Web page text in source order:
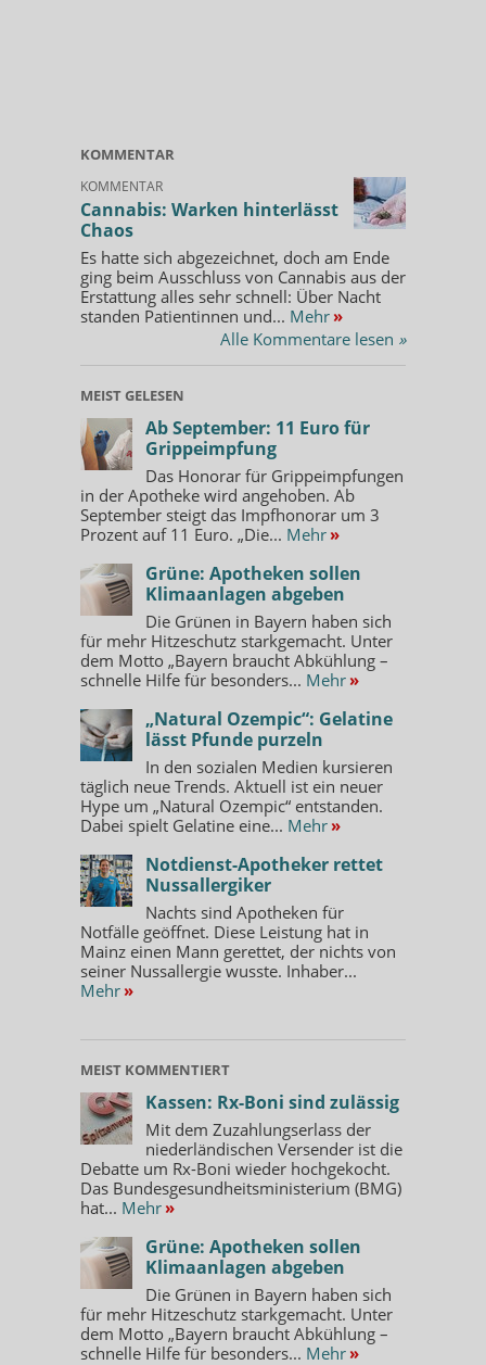
KOMMENTAR
KOMMENTAR
Cannabis: Warken hinterlässt
Chaos
Es hatte sich abgezeichnet, doch am Ende
ging beim Ausschluss von Cannabis aus der
Erstattung alles sehr schnell: Über Nacht
standen Patientinnen und... Mehr »
Alle Kommentare lesen »
MEIST GELESEN
Ab September: 11 Euro für
Grippeimpfung
Das Honorar für Grippeimpfungen
in der Apotheke wird angehoben. Ab
September steigt das Impfhonorar um 3
Prozent auf 11 Euro. „Die... Mehr »
Grüne: Apotheken sollen
Klimaanlagen abgeben
Die Grünen in Bayern haben sich
für mehr Hitzeschutz starkgemacht. Unter
dem Motto „Bayern braucht Abkühlung –
schnelle Hilfe für besonders... Mehr »
„Natural Ozempic“: Gelatine
lässt Pfunde purzeln
In den sozialen Medien kursieren
täglich neue Trends. Aktuell ist ein neuer
Hype um „Natural Ozempic“ entstanden.
Dabei spielt Gelatine eine... Mehr »
Notdienst-Apotheker rettet
Nussallergiker
Nachts sind Apotheken für
Notfälle geöffnet. Diese Leistung hat in
Mainz einen Mann gerettet, der nichts von
seiner Nussallergie wusste. Inhaber...
Mehr »
MEIST KOMMENTIERT
Kassen: Rx-Boni sind zulässig
Mit dem Zuzahlungserlass der
niederländischen Versender ist die
Debatte um Rx-Boni wieder hochgekocht.
Das Bundesgesundheitsministerium (BMG)
hat... Mehr »
Grüne: Apotheken sollen
Klimaanlagen abgeben
Die Grünen in Bayern haben sich
für mehr Hitzeschutz starkgemacht. Unter
dem Motto „Bayern braucht Abkühlung –
schnelle Hilfe für besonders... Mehr »